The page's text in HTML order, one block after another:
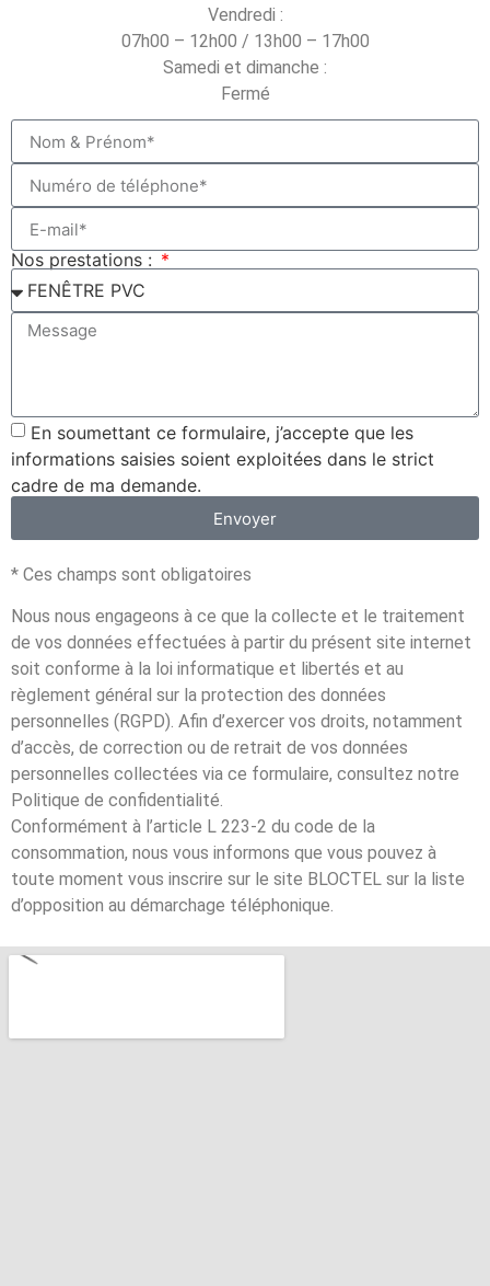
Vendredi :
07h00 – 12h00 / 13h00 – 17h00
Samedi et dimanche :
Fermé
Nos prestations :
En soumettant ce formulaire, j’accepte que les
informations saisies soient exploitées dans le strict
cadre de ma demande.
Envoyer
* Ces champs sont obligatoires
Nous nous engageons à ce que la collecte et le traitement
de vos données effectuées à partir du présent site internet
soit conforme à la loi informatique et libertés et au
règlement général sur la protection des données
personnelles (RGPD). Afin d’exercer vos droits, notamment
d’accès, de correction ou de retrait de vos données
personnelles collectées via ce formulaire, consultez notre
Politique de confidentialité.
Conformément à l’article L 223-2 du code de la
consommation, nous vous informons que vous pouvez à
toute moment vous inscrire sur le site BLOCTEL sur la liste
d’opposition au démarchage téléphonique.